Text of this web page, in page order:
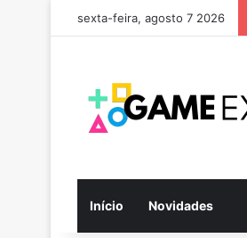
sexta-feira, agosto 7 2026
Início Novidades